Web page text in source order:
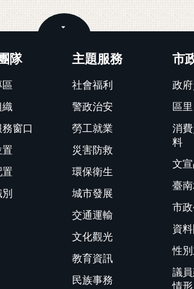
隊
區
織
窗口
置
置
主題服務
社會福利
警政治安
勞工就業
災害防救
環保衛生
城市發展
交通運輸
文化觀光
教育資訊
民族事務
市
政
區
消
料
文
臺
市
資
性
議
情形